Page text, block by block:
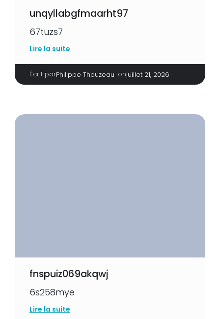
unqyllabgfmaarht97
67tuzs7
Lire la suite
Écrit parPhilippe Thouzeau onjuillet 21, 2026
fnspuiz069akqwj
6s258mye
Lire la suite